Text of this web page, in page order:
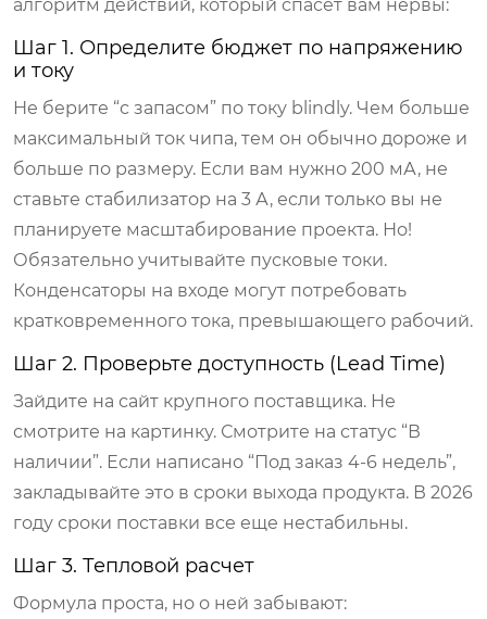
алгоритм действий, который спасет вам нервы:
Шаг 1. Определите бюджет по напряжению
и току
Не берите “с запасом” по току blindly. Чем больше
максимальный ток чипа, тем он обычно дороже и
больше по размеру. Если вам нужно 200 мА, не
ставьте стабилизатор на 3 А, если только вы не
планируете масштабирование проекта. Но!
Обязательно учитывайте пусковые токи.
Конденсаторы на входе могут потребовать
кратковременного тока, превышающего рабочий.
Шаг 2. Проверьте доступность (Lead Time)
Зайдите на сайт крупного поставщика. Не
смотрите на картинку. Смотрите на статус “В
наличии”. Если написано “Под заказ 4-6 недель”,
закладывайте это в сроки выхода продукта. В 2026
году сроки поставки все еще нестабильны.
Шаг 3. Тепловой расчет
Формула проста, но о ней забывают: